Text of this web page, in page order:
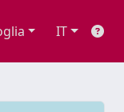
IT